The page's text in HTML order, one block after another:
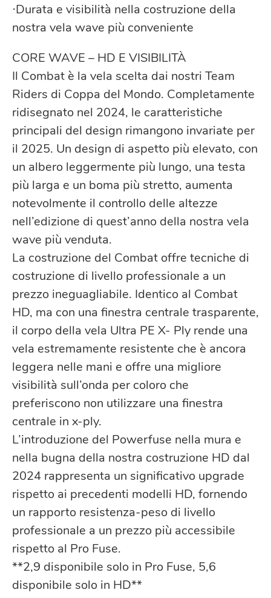
⋅Durata e visibilità nella costruzione della
nostra vela wave più conveniente
CORE WAVE – HD E VISIBILITÀ
Il Combat è la vela scelta dai nostri Team
Riders di Coppa del Mondo. Completamente
ridisegnato nel 2024, le caratteristiche
principali del design rimangono invariate per
il 2025. Un design di aspetto più elevato, con
un albero leggermente più lungo, una testa
più larga e un boma più stretto, aumenta
notevolmente il controllo delle altezze
nell’edizione di quest’anno della nostra vela
wave più venduta.
La costruzione del Combat offre tecniche di
costruzione di livello professionale a un
prezzo ineguagliabile. Identico al Combat
HD, ma con una finestra centrale trasparente,
il corpo della vela Ultra PE X- Ply rende una
vela estremamente resistente che è ancora
leggera nelle mani e offre una migliore
visibilità sull’onda per coloro che
preferiscono non utilizzare una finestra
centrale in x-ply.
L’introduzione del Powerfuse nella mura e
nella bugna della nostra costruzione HD dal
2024 rappresenta un significativo upgrade
rispetto ai precedenti modelli HD, fornendo
un rapporto resistenza-peso di livello
professionale a un prezzo più accessibile
rispetto al Pro Fuse.
**2,9 disponibile solo in Pro Fuse, 5,6
disponibile solo in HD**